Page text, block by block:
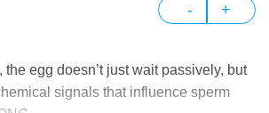
- +
the egg doesn’t just wait passively, but
signals that influence sperm